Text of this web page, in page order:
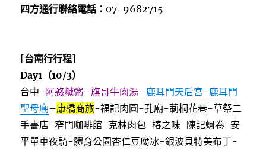
四方通行聯絡電話： 07-9682715
[台南行行程]
Day1（10/3）
台中-阿憨鹹粥–旗哥牛肉湯–鹿耳門天后宮-鹿耳門
聖母廟–康橋商旅-福記肉圓-孔廟-莿桐花巷-草祭二
手書店-窄門咖啡館-克林肉包-椿之味-陳記蚵卷-安
平單車夜騎-體育公園杏仁豆腐冰-銀波貝特美布丁-